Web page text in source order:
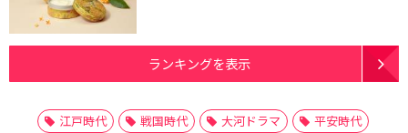
ランキングを表示
江戸時代 戦国時代 大河ドラマ
平安時代